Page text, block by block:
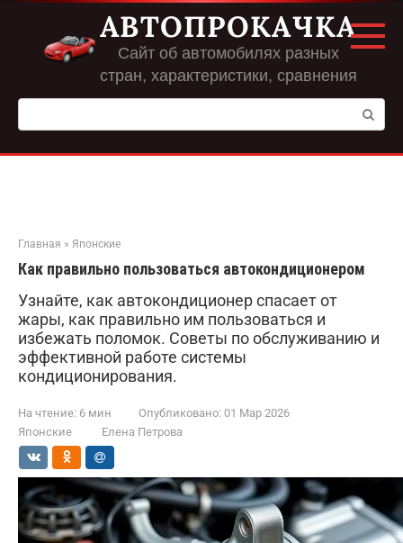
Перейти
контенту
АВТОПРОКАЧКА
Сайт об автомобилях разных
стран, характеристики, сравнения
Поиск:
Главная » Японские
Как правильно пользоваться автокондиционером
Узнайте, как автокондиционер спасает от
жары, как правильно им пользоваться и
избежать поломок. Советы по обслуживанию и
эффективной работе системы
кондиционирования.
На чтение: 6 мин Опубликовано: 01 Мар 2026
Японские
Елена Петрова